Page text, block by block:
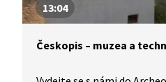
13:04
Českopis – muzea a